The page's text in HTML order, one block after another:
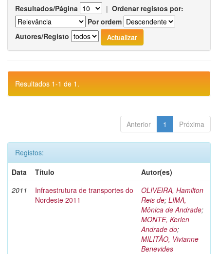
Resultados/Página | Ordenar registos por:
Por ordem
Autores/Registo
Resultados 1-1 de 1.
Anterior 1 Próxima
Registos:
Data
Título
Autor(es)
2011
Infraestrutura de transportes do
Nordeste 2011
OLIVEIRA, Hamilton
Reis de; LIMA,
Mônica de Andrade;
MONTE, Kerlen
Andrade do;
MILITÃO, Vivianne
Benevides